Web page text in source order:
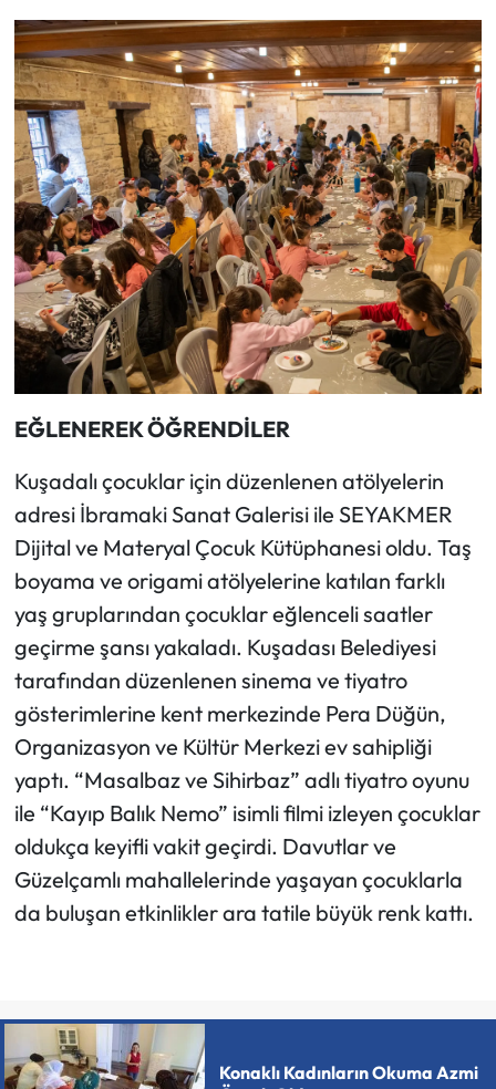
EĞLENEREK ÖĞRENDİLER
Kuşadalı çocuklar için düzenlenen atölyelerin
adresi İbramaki Sanat Galerisi ile SEYAKMER
Dijital ve Materyal Çocuk Kütüphanesi oldu. Taş
boyama ve origami atölyelerine katılan farklı
yaş gruplarından çocuklar eğlenceli saatler
geçirme şansı yakaladı. Kuşadası Belediyesi
tarafından düzenlenen sinema ve tiyatro
gösterimlerine kent merkezinde Pera Düğün,
Organizasyon ve Kültür Merkezi ev sahipliği
yaptı. “Masalbaz ve Sihirbaz” adlı tiyatro oyunu
ile “Kayıp Balık Nemo” isimli filmi izleyen çocuklar
oldukça keyifli vakit geçirdi. Davutlar ve
Güzelçamlı mahallelerinde yaşayan çocuklarla
da buluşan etkinlikler ara tatile büyük renk kattı.
Konaklı Kadınların Okuma Azmi